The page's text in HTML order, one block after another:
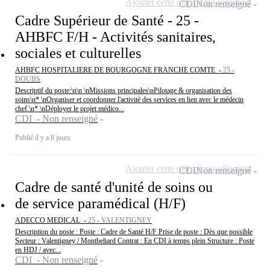
Cadre Supérieur de Santé - 25 -
AHBFC F/H - Activités sanitaires,
sociales et culturelles
AHBFC HOSPITALIERE DE BOURGOGNE FRANCHE COMTE - 25 -
DOUBS
Descriptif du poste:\n\n \nMissions principales\nPilotage & organisation des
soins\n* \nOrganiser et coordonner l'activité des services en lien avec le médecin
chef.\n* \nDéployer le projet médico...
CDI - Non renseigné
Publié il y a 8 jours
CDINon renseigné
Ajouter cette offre à ma sélection
Cadre de santé d'unité de soins ou
de service paramédical (H/F)
ADECCO MEDICAL - 25 - VALENTIGNEY
Description du poste : Poste : Cadre de Santé H/F Prise de poste : Dès que possible
Secteur : Valentigney / Montbeliard Contrat : En CDI à temps plein Structure : Poste
en HDJ / avec...
CDI - Non renseigné
CDINon renseigné
Ajouter cette offre à ma sélection